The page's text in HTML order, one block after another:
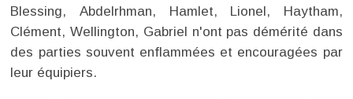
Blessing, Abdelrhman, Hamlet, Lionel, Haytham,
Clément, Wellington, Gabriel n'ont pas démérité dans
des parties souvent enflammées et encouragées par
leur équipiers.